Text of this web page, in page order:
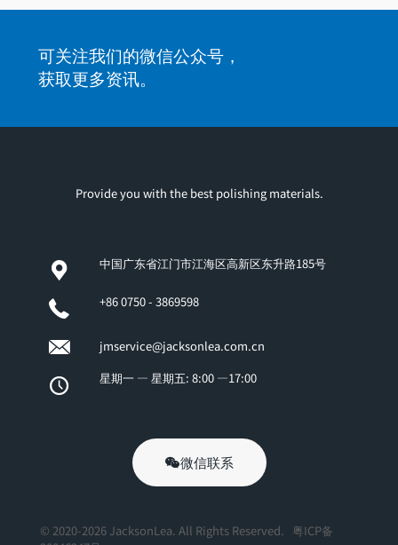
可关注我们的微信公众号，
获取更多资讯。
Provide you with the best polishing materials.
中国广东省江门市江海区高新区东升路185号
+86 0750 - 3869598
jmservice@jacksonlea.com.cn
星期一 — 星期五: 8:00 —17:00
微信联系
© 2020-2026 JacksonLea. All Rights Reserved. 粤ICP备